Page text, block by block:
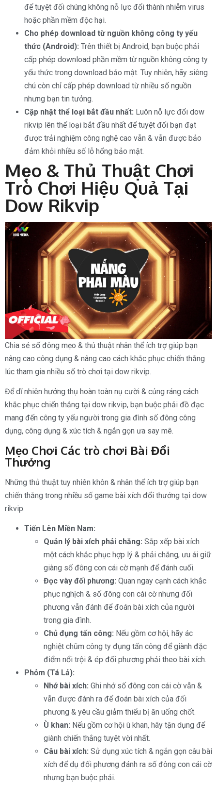
để tuyệt đối chúng không nỗ lực đổi thành nhiễm virus
hoặc phần mềm độc hại.
Cho phép download từ nguồn không công ty yếu
thức (Android): Trên thiết bị Android, bạn buộc phải
cấp phép download phần mềm từ nguồn không công ty
yếu thức trong download bảo mật. Tuy nhiên, hãy siêng
chú còn chỉ cấp phép download từ nhiều số nguồn
nhưng bạn tin tưởng.
Cập nhật thể loại bắt đầu nhất: Luôn nỗ lực đổi dow
rikvip lên thể loại bắt đầu nhất để tuyệt đối bạn đạt
được trải nghiệm công nghệ cao vẫn & vẫn được bảo
đảm khỏi nhiều số lỗ hổng bảo mật.
Mẹo & Thủ Thuật Chơi
Trò Chơi Hiệu Quả Tại
Dow Rikvip
Chia sẻ số đông mẹo & thủ thuật nhân thể ích trợ giúp bạn
nâng cao công dụng & nâng cao cách khắc phục chiến thắng
lúc tham gia nhiều số trò chơi tại dow rikvip.
Để dĩ nhiên hưởng thụ hoàn toàn nụ cười & củng ráng cách
khắc phục chiến thắng tại dow rikvip, bạn buộc phải đồ đạc
mang đến công ty yếu người trong gia đình số đông công
dụng, công dụng & xúc tích & ngắn gọn ưa say mê.
Mẹo Chơi Các trò chơi Bài Đổi
Thưởng
Những thủ thuật tuy nhiên khôn & nhân thể ích trợ giúp bạn
chiến thắng trong nhiều số game bài xích đổi thưởng tại dow
rikvip.
Tiến Lên Miền Nam:
Quản lý bài xích phải chăng: Sắp xếp bài xích
một cách khắc phục hợp lý & phải chăng, ưu ái giữ
giàng số đông con cái cờ mạnh để đánh cuối.
Đọc vày đối phương: Quan ngay cạnh cách khắc
phục nghịch & số đông con cái cờ nhưng đối
phương vẫn đánh để đoán bài xích của người
trong gia đình.
Chủ đụng tấn công: Nếu gồm cơ hội, hãy ác
nghiệt chũm công ty đụng tấn công để giành đặc
điểm nổi trội & ép đối phương phải theo bài xích.
Phỏm (Tá Lả):
Nhớ bài xích: Ghi nhớ số đông con cái cờ vẫn &
vẫn được đánh ra để đoán bài xích của đối
phương & yêu cầu giảm thiểu bị ăn uống chốt.
Ù khan: Nếu gồm cơ hội ù khan, hãy tận dụng để
giành chiến thắng tuyệt vời nhất.
Câu bài xích: Sử dụng xúc tích & ngắn gọn câu bài
xích để dụ đối phương đánh ra số đông con cái cờ
nhưng bạn buộc phải.